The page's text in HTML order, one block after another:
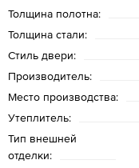
Толщина полотна:
Толщина стали:
Стиль двери:
Производитель:
Место производства:
Утеплитель:
Тип внешней
отделки: